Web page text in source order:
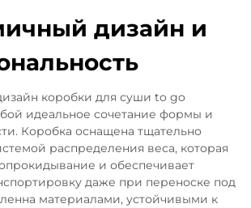
дизайн и
коробки для суши to go
идеальное сочетание формы и
Коробка оснащена тщательно
распределения веса, которая
и обеспечивает
даже при переноске под
материалами, устойчивыми к